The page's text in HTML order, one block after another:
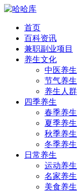
首页
百科资讯
兼职副业项目
养生文化
中医养生
节气养生
养生人群
四季养生
春季养生
夏季养生
秋季养生
冬季养生
日常养生
运动养生
名家养生
美食养生